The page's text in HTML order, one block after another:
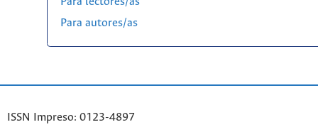
Para autores/as
ISSN Impreso: 0123-4897